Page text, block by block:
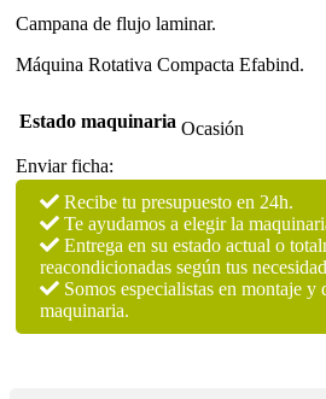
Campana de flujo laminar.
Máquina Rotativa Compacta Efabind.
Estado maquinaria Ocasión
Enviar ficha:
Recibe tu presupuesto en 24h.
Te ayudamos a elegir la
Entrega en su estado actual o
reacondicionadas según tus
Somos especialistas en montaje y
maquinaria.